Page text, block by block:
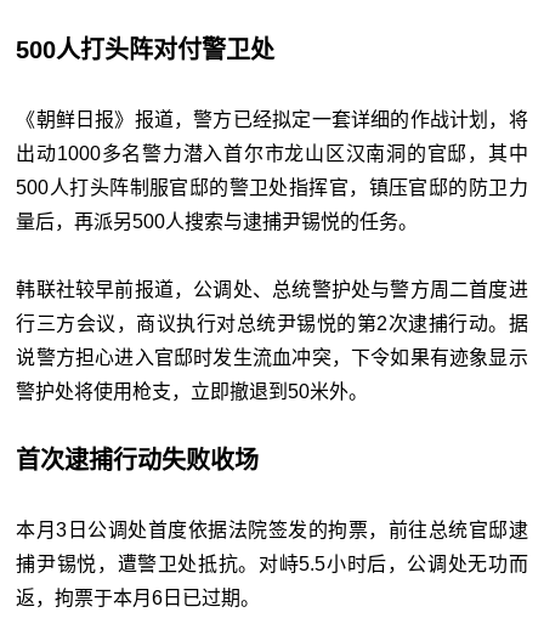
500人打头阵对付警卫处
《朝鲜日报》报道，警方已经拟定一套详细的作战计划，将
出动1000多名警力潜入首尔市龙山区汉南洞的官邸，其中
500人打头阵制服官邸的警卫处指挥官，镇压官邸的防卫力
量后，再派另500人搜索与逮捕尹锡悦的任务。
韩联社较早前报道，公调处、总统警护处与警方周二首度进
行三方会议，商议执行对总统尹锡悦的第2次逮捕行动。据
说警方担心进入官邸时发生流血冲突，下令如果有迹象显示
警护处将使用枪支，立即撤退到50米外。
首次逮捕行动失败收场
本月3日公调处首度依据法院签发的拘票，前往总统官邸逮
捕尹锡悦，遭警卫处抵抗。对峙5.5小时后，公调处无功而
返，拘票于本月6日已过期。